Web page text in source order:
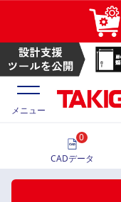
価格一覧
メニュー
0
CADデータ